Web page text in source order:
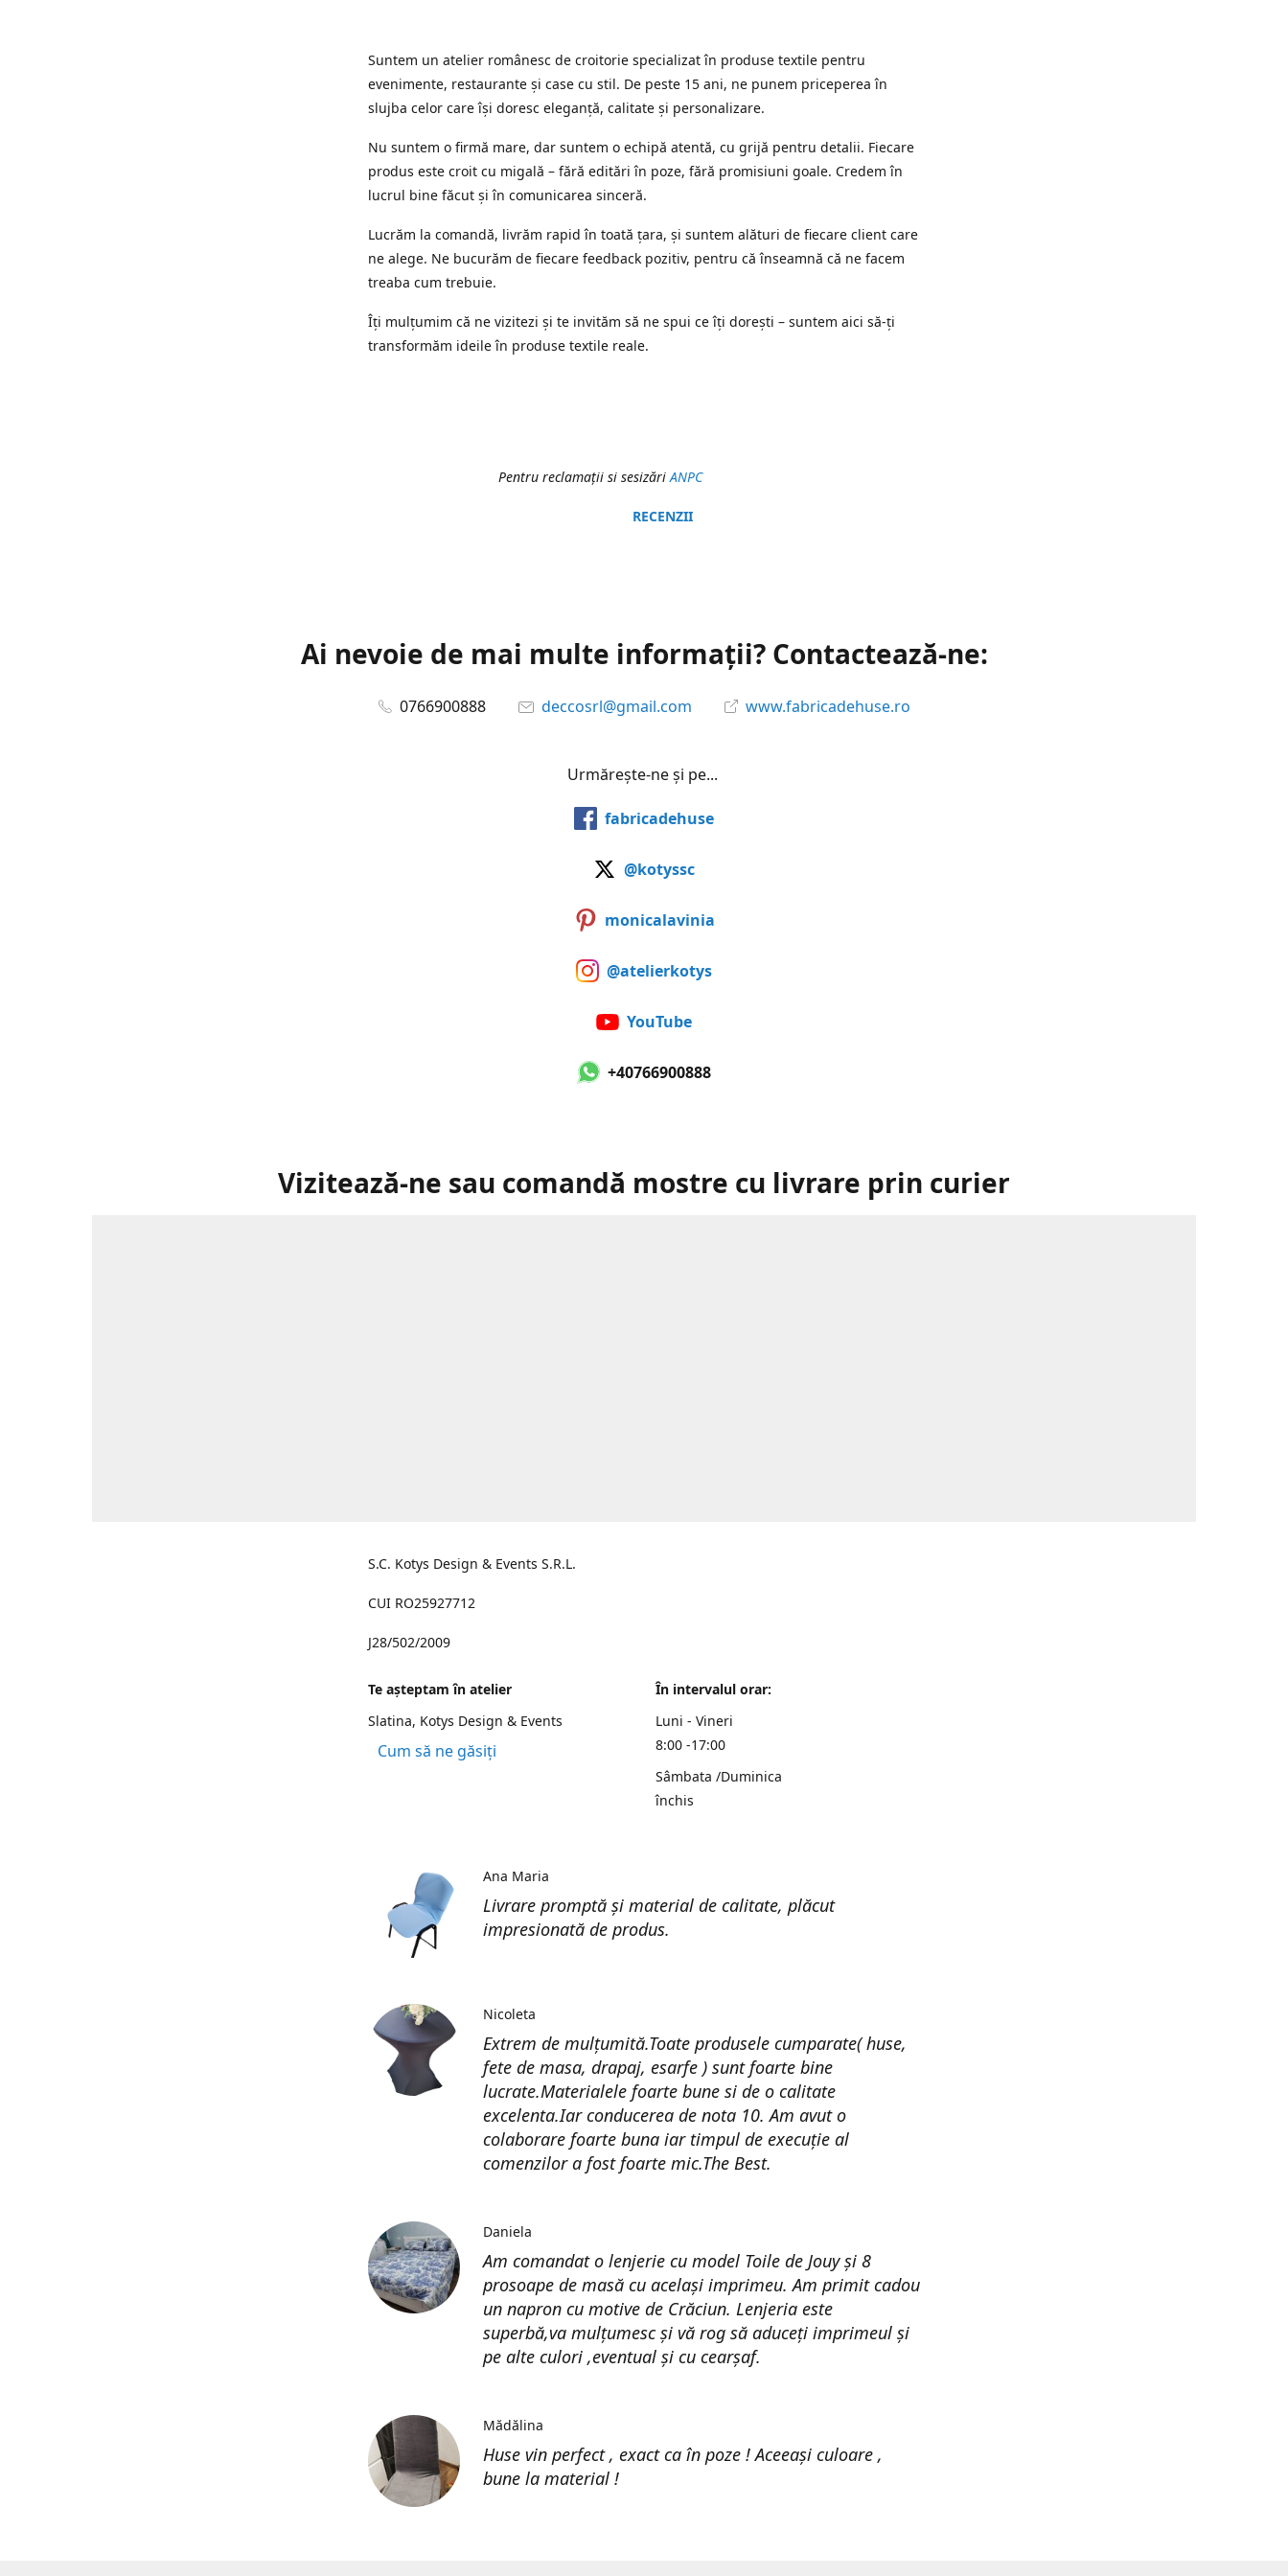
Suntem un atelier românesc de croitorie specializat în produse textile pentru
evenimente, restaurante și case cu stil. De peste 15 ani, ne punem priceperea în
slujba celor care își doresc eleganță, calitate și personalizare.
Nu suntem o firmă mare, dar suntem o echipă atentă, cu grijă pentru detalii. Fiecare
produs este croit cu migală – fără editări în poze, fără promisiuni goale. Credem în
lucrul bine făcut și în comunicarea sinceră.
Lucrăm la comandă, livrăm rapid în toată țara, și suntem alături de fiecare client care
ne alege. Ne bucurăm de fiecare feedback pozitiv, pentru că înseamnă că ne facem
treaba cum trebuie.
Îți mulțumim că ne vizitezi și te invităm să ne spui ce îți dorești – suntem aici să-ți
transformăm ideile în produse textile reale.
Pentru reclamaţii si sesizăriANPC
RECENZII
Ai nevoie de mai multe informații? Contactează-ne:
0766900888 deccosrl@gmail.com www.fabricadehuse.ro
Urmărește-ne și pe...
fabricadehuse
@kotyssc
monicalavinia
@atelierkotys
YouTube
+40766900888
Vizitează-ne sau comandă mostre cu livrare prin curier
S.C. Kotys Design & Events S.R.L.
CUI RO25927712
J28/502/2009
Te aşteptam în atelier
Slatina, Kotys Design & Events
Cum să ne găsiți
În intervalul orar:
Luni - Vineri
8:00 -17:00
Sâmbata /Duminica
închis
Livrare promptă și material de calitate, plăcut
impresionată de produs.
Ana Maria
Extrem de mulțumită.Toate produsele cumparate( huse,
fete de masa, drapaj, esarfe ) sunt foarte bine
lucrate.Materialele foarte bune si de o calitate
excelenta.Iar conducerea de nota 10. Am avut o
colaborare foarte buna iar timpul de execuție al
comenzilor a fost foarte mic.The Best.
Nicoleta
Am comandat o lenjerie cu model Toile de Jouy și 8
prosoape de masă cu același imprimeu. Am primit cadou
un napron cu motive de Crăciun. Lenjeria este
superbă,va mulțumesc și vă rog să aduceți imprimeul și
pe alte culori ,eventual și cu cearșaf.
Daniela
Huse vin perfect , exact ca în poze ! Aceeași culoare ,
bune la material !
Mădălina